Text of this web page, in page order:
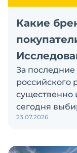
Какие
За последние
российского
существенно
сегодня
также кого
ответить на
23.07.2026